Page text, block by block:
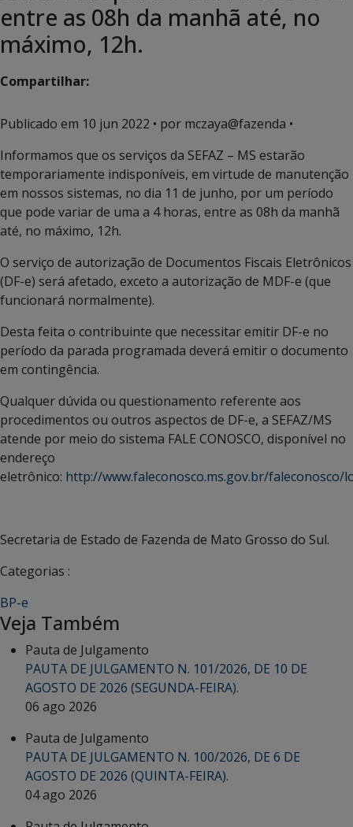
entre as 08h da manhã até, no
máximo, 12h.
Compartilhar:
Publicado em 10 jun 2022 • por mczaya@fazenda •
Informamos que os serviços da SEFAZ – MS estarão
temporariamente indisponíveis, em virtude de manutenção
em nossos sistemas, no dia 11 de junho, por um período
que pode variar de uma a 4 horas, entre as 08h da manhã
até, no máximo, 12h.
O serviço de autorização de Documentos Fiscais Eletrônicos
(DF-e) será afetado, exceto a autorização de MDF-e (que
funcionará normalmente).
Desta feita o contribuinte que necessitar emitir DF-e no
período da parada programada deverá emitir o documento
em contingência.
Qualquer dúvida ou questionamento referente aos
procedimentos ou outros aspectos de DF-e, a SEFAZ/MS
atende por meio do sistema FALE CONOSCO, disponível no
endereço
eletrônico: http://www.faleconosco.ms.gov.br/faleconosco/
Secretaria de Estado de Fazenda de Mato Grosso do Sul.
Categorias :
BP-e
Veja Também
Pauta de Julgamento
PAUTA DE JULGAMENTO N. 101/2026, DE 10 DE
AGOSTO DE 2026 (SEGUNDA-FEIRA).
06 ago 2026
Pauta de Julgamento
PAUTA DE JULGAMENTO N. 100/2026, DE 6 DE
AGOSTO DE 2026 (QUINTA-FEIRA).
04 ago 2026